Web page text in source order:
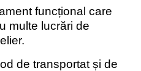
funcțional care
multe lucrări de
de transportat și de